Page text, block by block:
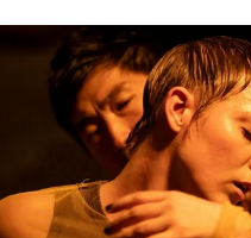
sport
berlin
wahrheit